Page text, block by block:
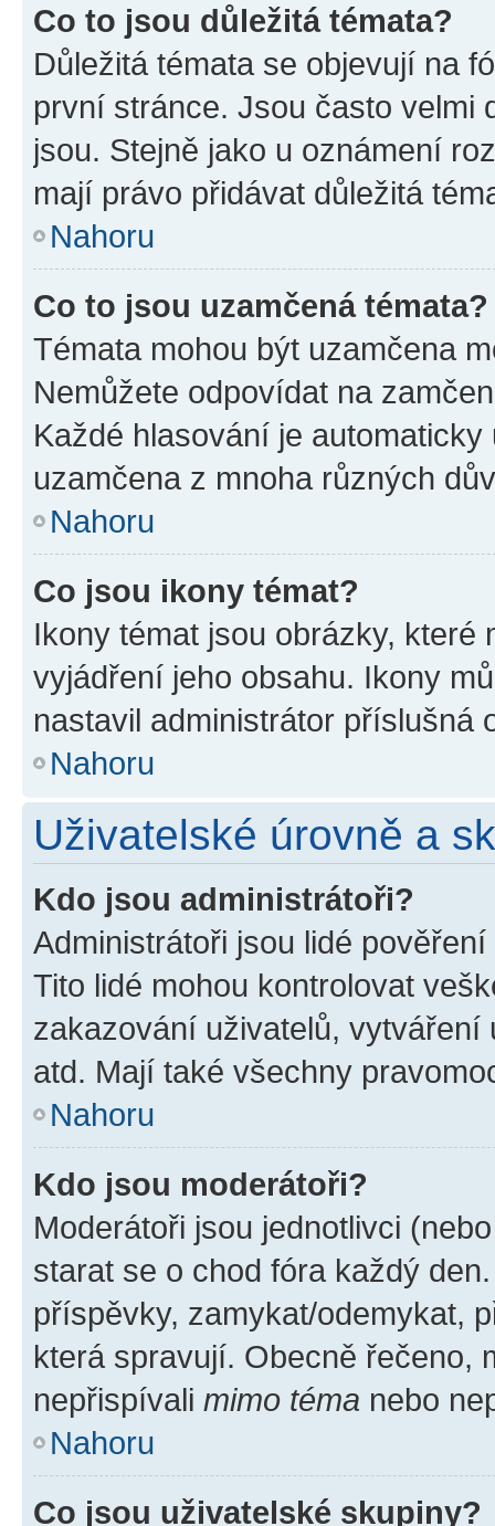
Co to jsou důležitá témata?
Důležitá témata se objevují na
první stránce. Jsou často velmi
jsou. Stejně jako u oznámení
mají právo přidávat důležitá
Nahoru
Co to jsou uzamčená témata?
Témata mohou být uzamčena
Nemůžete odpovídat na
Každé hlasování je
uzamčena z mnoha různých
Nahoru
Co jsou ikony témat?
Ikony témat jsou obrázky,
vyjádření jeho obsahu. Ikony
nastavil administrátor příslušná
Nahoru
Uživatelské úrovně a
Kdo jsou administrátoři?
Administrátoři jsou lidé
Tito lidé mohou kontrolovat
zakazování uživatelů,
atd. Mají také všechny
Nahoru
Kdo jsou moderátoři?
Moderátoři jsou jednotlivci
starat se o chod fóra každý
příspěvky, zamykat/odemykat,
která spravují. Obecně řečeno,
nepřispívali mimo téma nebo
Nahoru
Co jsou uživatelské skupiny?